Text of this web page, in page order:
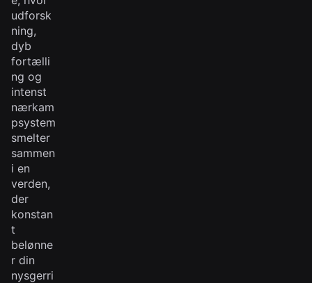
udforsk
ning,
dyb
fortælli
ng og
intenst
nærkam
psystem
smelter
sammen
i en
verden,
der
konstan
t
belønne
r din
nysgerri